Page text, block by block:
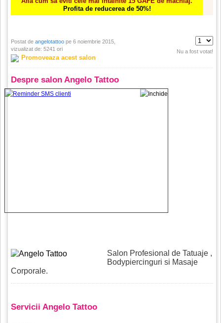
Profita de reducerea de 50%!
Postat de angelotattoo pe 6 noiembrie 2015,
vizualizat de: 5241 ori
Promoveaza acest salon
Nu a fost votat!
Despre salon Angelo Tattoo
Salon Profesional de Tatuaje ,
Bodypiercinguri si Masaje
Corporale.
Servicii Angelo Tattoo